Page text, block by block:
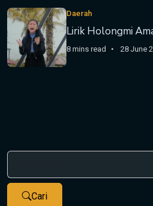
Daerah
Lirik Holongmi
8 mins read 28 June
Cari